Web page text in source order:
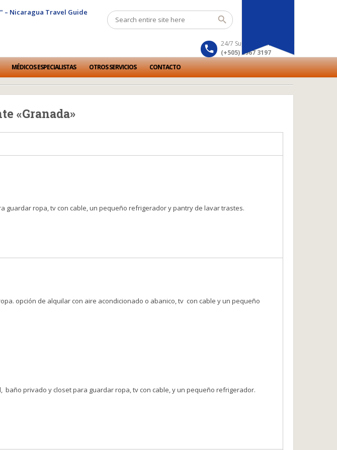
24/7 Support number
(+505) 8967 3197
MÉDICOS ESPECIALISTAS OTROS SERVICIOS
CONTACTO
«Granada»
ropa, tv con cable, un pequeño refrigerador y pantry de lavar trastes.
opción de alquilar con aire acondicionado o abanico, tv con cable y un pequeño
baño privado y closet para guardar ropa,tv con cable, y un pequeño refrigerador.